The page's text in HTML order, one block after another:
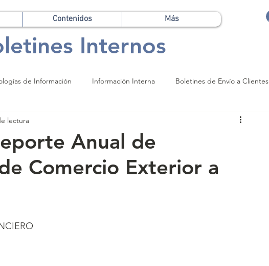
Contenidos Más
Internos
de Información Información Interna Boletines de Envío a Clientes
Anual de
Comercio Exterior a
lectura